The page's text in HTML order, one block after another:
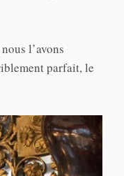
l’avons
parfait, le